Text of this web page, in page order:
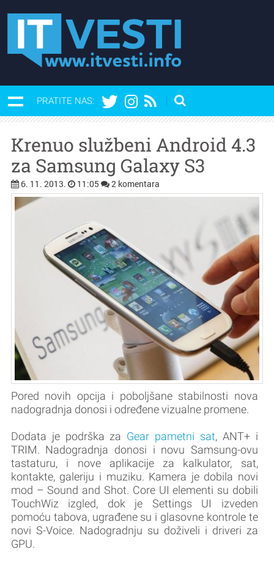
PRATITE NAS:
Krenuo službeni Android 4.3
za Samsung Galaxy S3
6. 11. 2013. 11:05 2 komentara
Pored novih opcija i poboljšane stabilnosti nova
nadogradnja donosi i određene vizualne promene.
Dodata je podrška za Gear pametni sat, ANT+ i
TRIM. Nadogradnja donosi i novu Samsung-ovu
tastaturu, i nove aplikacije za kalkulator, sat,
kontakte, galeriju i muziku. Kamera je dobila novi
mod – Sound and Shot. Core UI elementi su dobili
TouchWiz izgled, dok je Settings UI izveden
pomoću tabova, ugrađene su i glasovne kontrole te
novi S-Voice. Nadogradnju su doživeli i driveri za
GPU.